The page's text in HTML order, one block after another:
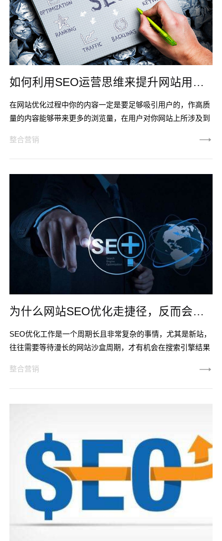
如何利用SEO运营思维来提升网站用户粘度
在网站优化过程中你的内容一定是要足够吸引用户的，作高质
量的内容能够带来更多的浏览量，在用户对你网站上所涉及到
网站，这样一来就提高了用户的粘性。做SEO太过于纠结技术
的时候，其实SEO的价值和意义就存在的非常低了。做优化需
户是否经常光顾网站我们似乎很难看到一篇能够详细的文章帮
整合营销
为什么网站SEO优化走捷径，反而会适得其反
SEO优化工作是一个周期长且非常复杂的事情，尤其是新站，
往往需要等待漫长的网站沙盒周期，才有机会在搜索引擎结果
行销人员急于获得成效，往往选择「捷径」，希望能让网站在
短时间内达到预期效果，当然大多时候结果都是差强人意。为
整合营销